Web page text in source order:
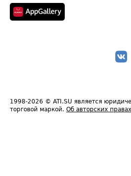
1998-2026 © ATI.SU является
торговой маркой. Об авторских правах